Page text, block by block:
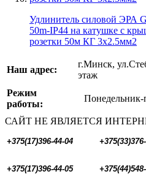
Удлинитель силовой ЭРА
50m-IP44 на катушке c
розетки 50м КГ 3x2.5мм2
Наш адрес:
г.Минск,
этаж
Режим
работы:
Понедельник-
САЙТ НЕ ЯВЛЯЕТСЯ
+375(17)396-44-04
+375(17)396-44-05